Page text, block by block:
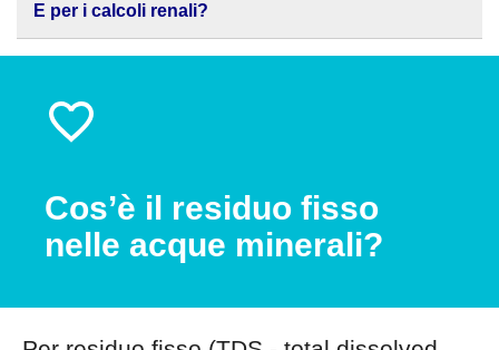
E per i calcoli renali?
Cos’è il residuo fisso
nelle acque minerali?